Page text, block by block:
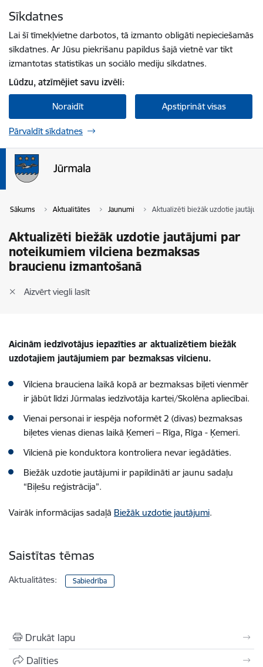
Sīkdatnes
Lai šī tīmekļvietne darbotos, tā izmanto obligāti nepieciešamās
sīkdatnes. Ar Jūsu piekrišanu papildus šajā vietnē var tikt
izmantotas statistikas un sociālo mediju sīkdatnes.
Lūdzu, atzīmējiet savu izvēli:
Noraidīt Apstiprināt visas
Pārvaldīt sīkdatnes
Sākums Aktualitātes Jaunumi Aktualizēti biežāk uzdotie
Aktualizēti biežāk uzdotie jautājumi par
noteikumiem vilciena bezmaksas
braucienu izmantošanā
Aizvērt viegli lasīt
Aicinām iedzīvotājus iepazīties ar aktualizētiem biežāk
uzdotajiem jautājumiem par bezmaksas vilcienu.
Vilciena brauciena laikā kopā ar bezmaksas biļeti vienmēr
ir jābūt līdzi Jūrmalas iedzīvotāja kartei/Skolēna apliecībai.
Vienai personai ir iespēja noformēt 2 (divas) bezmaksas
biļetes vienas dienas laikā Ķemeri – Rīga, Rīga - Ķemeri.
Vilcienā pie konduktora kontroliera nevar iegādāties.
Biežāk uzdotie jautājumi ir papildināti ar jaunu sadaļu
“Biļešu reģistrācija”.
Vairāk informācijas sadaļā Biežāk uzdotie jautājumi.
Saistītas tēmas
Aktualitātes: Sabiedrība
Drukāt lapu
Dalīties